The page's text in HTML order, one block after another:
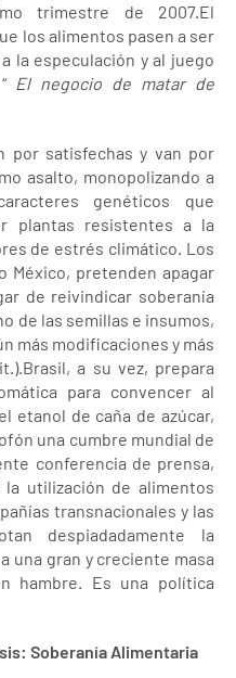
trimestre de 2007.El
los alimentos pasen a ser
la especulación y al juego
El negocio de matar de
por satisfechas y van por
asalto, monopolizando a
genéticos que
plantas resistentes a la
de estrés climático. Los
México, pretenden apagar
de reivindicar soberanía
de las semillas e insumos,
más modificaciones y más
a su vez, prepara
para convencer al
etanol de caña de azúcar,
una cumbre mundial de
conferencia de prensa,
utilización de alimentos
transnacionales y las
despiadadamente la
una gran y creciente masa
hambre. Es una política
Soberanía Alimentaria